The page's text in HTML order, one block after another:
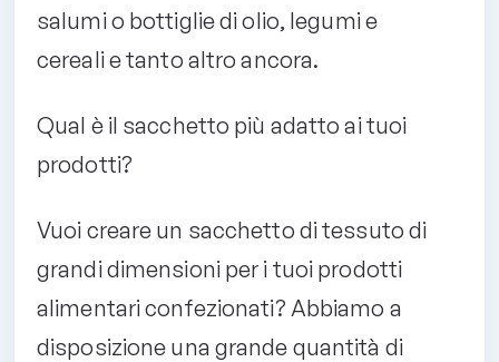
salumi o bottiglie di olio, legumi e
cereali e tanto altro ancora.
Qual è il sacchetto più adatto ai tuoi
prodotti?
Vuoi creare un sacchetto di tessuto di
grandi dimensioni per i tuoi prodotti
alimentari confezionati? Abbiamo a
disposizione una grande quantità di